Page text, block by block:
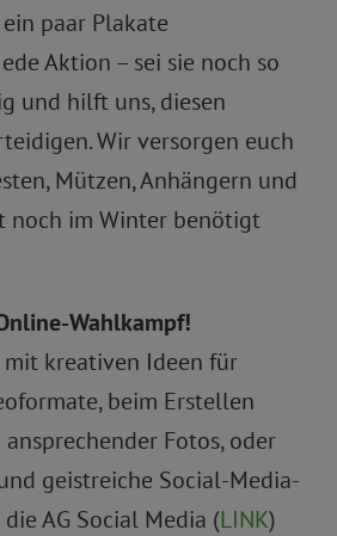
paar Plakate
Aktion – sei sie noch so
und hilft uns, diesen
Wir versorgen euch
Mützen, Anhängern und
noch im Winter benötigt
Wahlkampf!
kreativen Ideen für
beim Erstellen
Fotos, oder
geistreiche Social-Media-
die AG Social Media (LINK)